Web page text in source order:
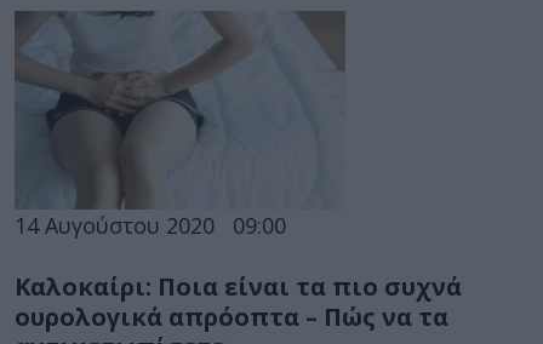
14 Αυγούστου 2020 09:00
Καλοκαίρι: Ποια είναι τα πιο συχνά
ουρολογικά απρόοπτα – Πώς να τα